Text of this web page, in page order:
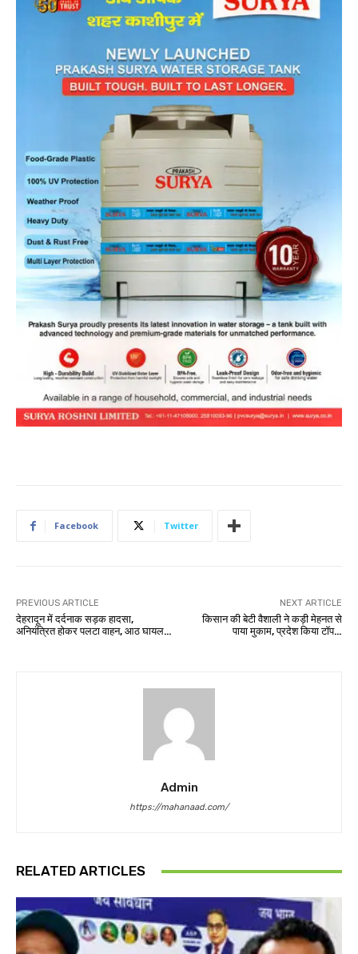
Facebook Twitter
PREVIOUS ARTICLE
देहरादून में दर्दनाक सड़क हादसा,
अनियंत्रित होकर पलटा वाहन, आठ घायल…
NEXT ARTICLE
किसान की बेटी वैशाली ने कड़ी मेहनत से
पाया मुकाम, प्रदेश किया टॉप…
Admin
https://mahanaad.com/
RELATED ARTICLES